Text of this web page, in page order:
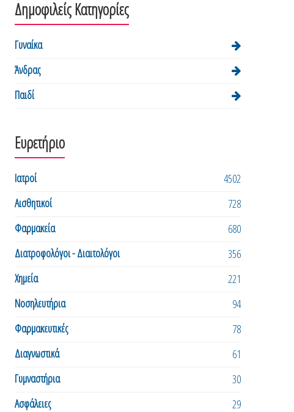
Δημοφιλείς Κατηγορίες
Γυναίκα
Άνδρας
Παιδί
Ευρετήριο
Ιατροί
4502
Αισθητικοί
728
Φαρμακεία
680
Διατροφολόγοι - Διαιτολόγοι
356
Χημεία
221
Νοσηλευτήρια
94
Φαρμακευτικές
78
Διαγνωστικά
61
Γυμναστήρια
30
Ασφάλειες
29